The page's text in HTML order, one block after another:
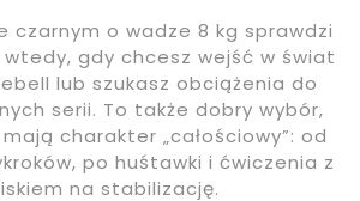
czarnym o wadze 8 kg sprawdzi
gdy chcesz wejść w świat
lub szukasz obciążenia do
serii. To także dobry wybór,
charakter „całościowy”: od
po huśtawki i ćwiczenia z
na stabilizację.